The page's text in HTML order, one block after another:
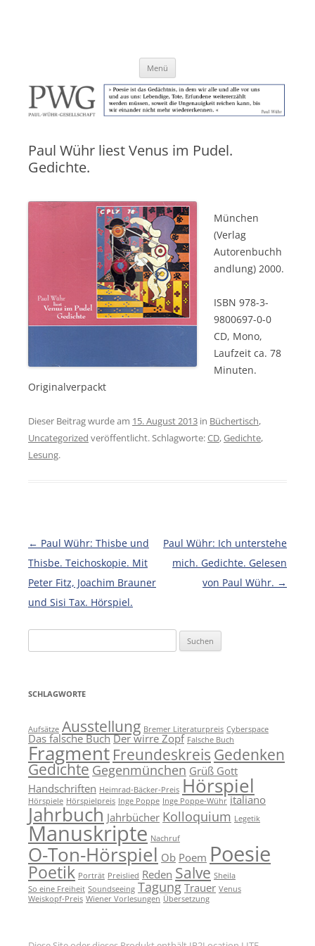
Menü
Paul Wühr liest Venus im Pudel.
Gedichte.
München
(Verlag
Autorenbuchh
andlung) 2000.
ISBN 978-3-
9800697-0-0
CD, Mono,
Laufzeit ca. 78
Minuten.
Originalverpackt
Dieser Beitrag wurde am 15. August 2013in Büchertisch,
Uncategorized veröffentlicht. Schlagworte:CD,Gedichte,
Lesung.
Beitragsnavigation
← Paul Wühr: Thisbe und
Thisbe. Teichoskopie. Mit
Peter Fitz, Joachim Brauner
und Sisi Tax. Hörspiel.
Paul Wühr: Ich unterstehe
mich. Gedichte. Gelesen
von Paul Wühr. →
nach:
SCHLAGWORTE
Aufsätze Ausstellung Bremer Literaturpreis Cyberspace
Das falsche Buch Der wirre Zopf Falsche Buch
Fragment Freundeskreis Gedenken
Gedichte Gegenmünchen Grüß Gott
Handschriften Heimrad-Bäcker-Preis Hörspiel
Hörspiele Hörspielpreis Inge Poppe Inge Poppe-Wühr italiano
Jahrbuch Jahrbücher Kolloquium Legetik
Manuskripte Nachruf
O-Ton-Hörspiel Ob Poem Poesie
Poetik Porträt Preislied Reden Salve Sheila
So eine Freiheit Soundseeing Tagung Trauer Venus
Weiskopf-Preis Wiener Vorlesungen Übersetzung